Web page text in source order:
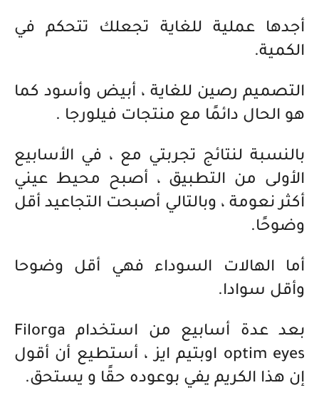
أجدها عملية للغاية تجعلك تتحكم في
الكمية.
التصميم رصين للغاية ، أبيض وأسود كما
هو الحال دائمًا مع منتجات فيلورجا .
بالنسبة لنتائج تجربتي مع ، في الأسابيع
الأولى من التطبيق ، أصبح محيط عيني
أكثر نعومة ، وبالتالي أصبحت التجاعيد أقل
وضوحًا.
أما الهالات السوداء فهي أقل وضوحا
وأقل سوادا.
بعد عدة أسابيع من استخدام Filorga
optim eyes اوبتيم ايز ، أستطيع أن أقول
إن هذا الكريم يفي بوعوده حقًا و يستحق.